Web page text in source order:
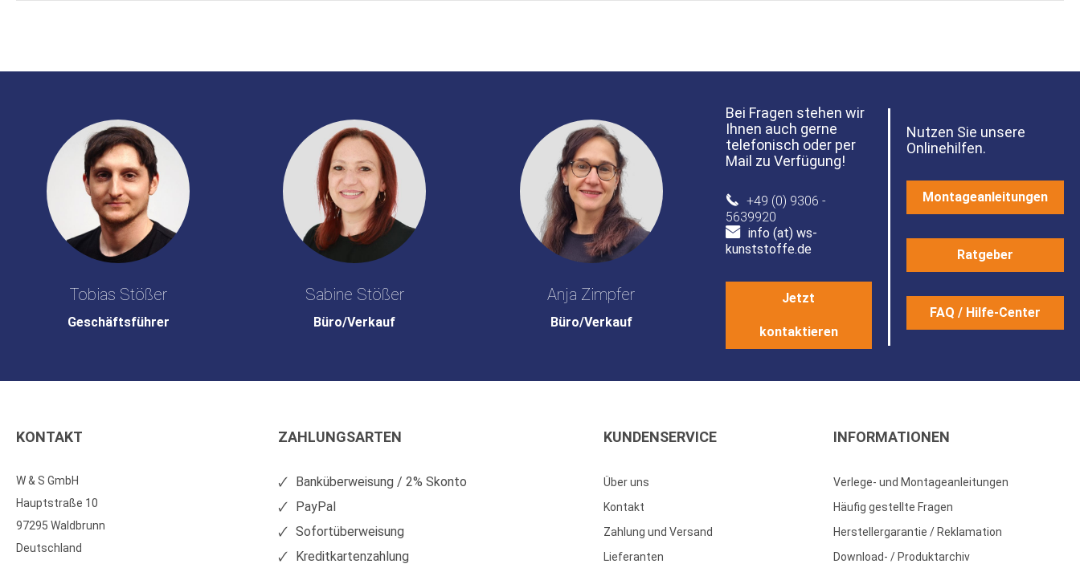
Tobias Stößer
Geschäftsführer
Sabine Stößer
Büro/Verkauf
Anja Zimpfer
Büro/Verkauf
Bei Fragen stehen wir
Ihnen auch gerne
telefonisch oder per
Mail zu Verfügung!
+49 (0) 9306 -
5639920
info (at) ws-
kunststoffe.de
Jetzt
kontaktieren
Nutzen Sie unsere
Onlinehilfen.
Montageanleitungen
Ratgeber
FAQ / Hilfe-Center
KONTAKT
W & S GmbH
Hauptstraße 10
97295 Waldbrunn
Deutschland
ZAHLUNGSARTEN
Banküberweisung / 2% Skonto
PayPal
Sofortüberweisung
Kreditkartenzahlung
KUNDENSERVICE
Über uns
Kontakt
Zahlung und Versand
Lieferanten
INFORMATIONEN
Verlege- und Montageanleitungen
Häufig gestellte Fragen
Herstellergarantie / Reklamation
Download- / Produktarchiv